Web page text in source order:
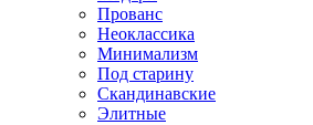
Прованс
Неоклассика
Минимализм
Под старину
Скандинавские
Элитные